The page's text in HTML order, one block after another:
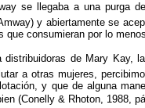
se llegaba a una purga
y abiertamente se
que consumieran por lo
de Mary Kay,
a otras mujeres,
y que de alguna
(Conelly & Rhoton, 1988,